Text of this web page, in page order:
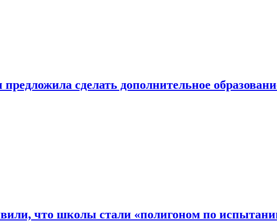
сделать дополнительное
что школы стали «полигоном по